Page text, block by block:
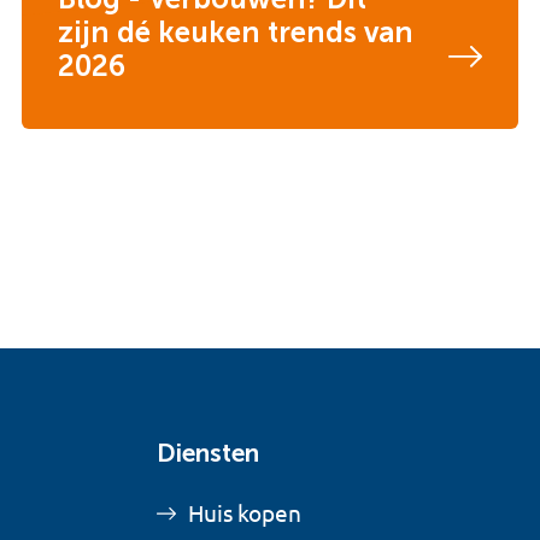
zijn dé keuken trends van
2026
Diensten
Huis kopen